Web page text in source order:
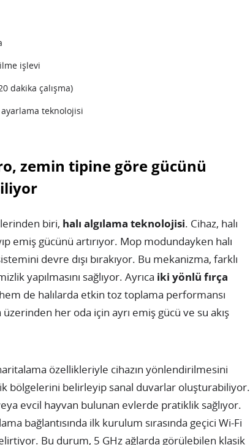
işlevi
dakika çalışma)
ayarlama teknolojisi
zemin tipine göre gücünü
biri, halı algılama teknolojisi. Cihaz, halı
emiş gücünü artırıyor. Mop modundayken halı
devre dışı bırakıyor. Bu mekanizma, farklı
yapılmasını sağlıyor. Ayrıca iki yönlü fırça
de halılarda etkin toz toplama performansı
her oda için ayrı emiş gücü ve su akış
özellikleriyle cihazın yönlendirilmesini
bölgelerini belirleyip sanal duvarlar oluşturabiliyor.
evcil hayvan bulunan evlerde pratiklik sağlıyor.
bağlantısında ilk kurulum sırasında geçici Wi-Fi
Bu durum, 5 GHz ağlarda görülebilen klasik